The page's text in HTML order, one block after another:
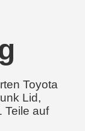
Toyota
Lid,
Teile auf